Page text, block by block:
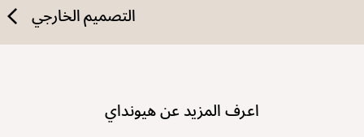
التصميم الخارجي
اعرف المزيد عن هيونداي